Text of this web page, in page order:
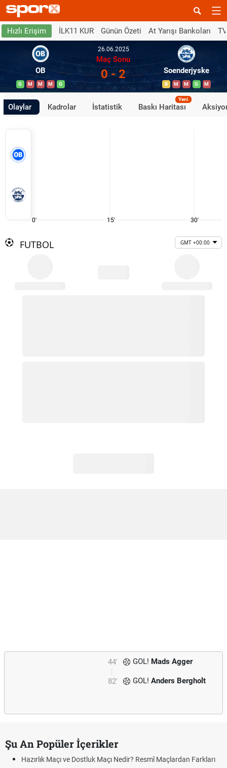
Hızlı Erişim İLK11 KUR Günün Özeti At Yarışı Bankoları
OB
G M M M G
26.06.2025
Maç Sonu
0 - 2 Soenderjyske
B M M G M
Olaylar Kadrolar İstatistik Baskı Haritası
Yeni
0' 15' 30'
FUTBOL GMT +00:00
44' GOL! Mads Agger
82' GOL! Anders Bergholt
Şu An Popüler İçerikler
Hazırlık Maçı ve Dostluk Maçı Nedir? Resmî Maçlardan Farkları